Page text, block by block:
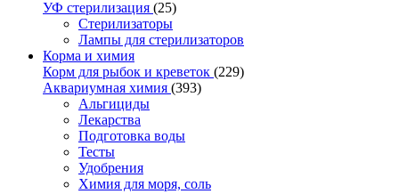
УФ стерилизация (25)
Стерилизаторы
Лампы для стерилизаторов
Корма и химия
Корм для рыбок и креветок (229)
Аквариумная химия (393)
Альгициды
Лекарства
Подготовка воды
Тесты
Удобрения
Химия для моря, соль